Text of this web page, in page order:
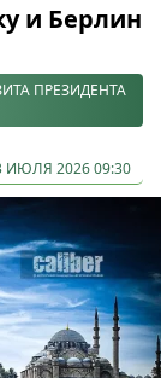
и Берлин
ПРЕЗИДЕНТА
ИЮЛЯ 2026 09:30